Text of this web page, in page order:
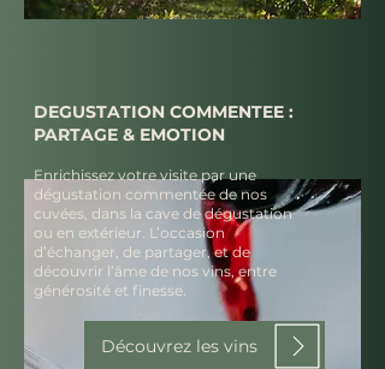
DEGUSTATION COMMENTEE :
PARTAGE & EMOTION
Enrichissez votre visite par une
dégustation commentée de nos
cuvées, dans la cave de dégustation
ou en extérieur. L’occasion
d’échanger, de partager, et de
découvrir l’âme de nos vins, entre
générosité et finesse.
Découvrez les vins